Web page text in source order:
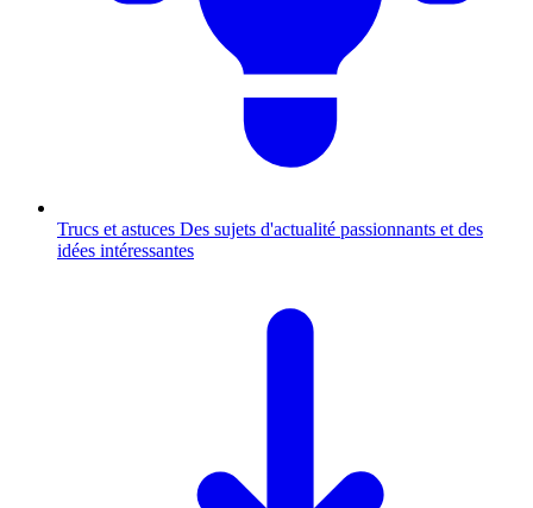
Trucs et astuces Des sujets d'actualité passionnants et des
idées intéressantes